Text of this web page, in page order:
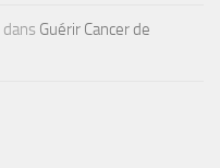
dans Guérir Cancer de